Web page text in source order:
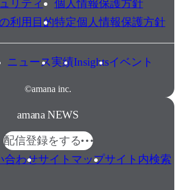
リティ
個人情報保護方針
利用目的特定個人情報保護方針
©amana inc.
ニュース実績Insightsイベント
amana NEWS
配信登録をする
合わせサイトマップサイト内検索